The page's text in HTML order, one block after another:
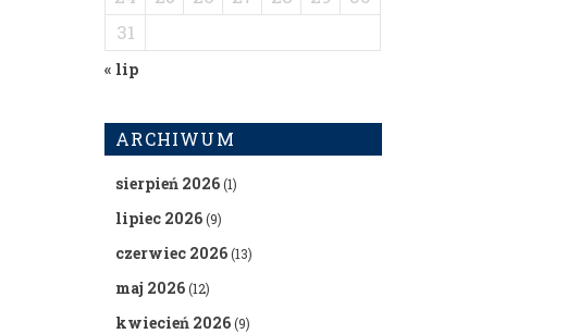
31
« lip
ARCHIWUM
sierpień 2026(1)
lipiec 2026(9)
czerwiec 2026(13)
maj 2026(12)
kwiecień 2026(9)